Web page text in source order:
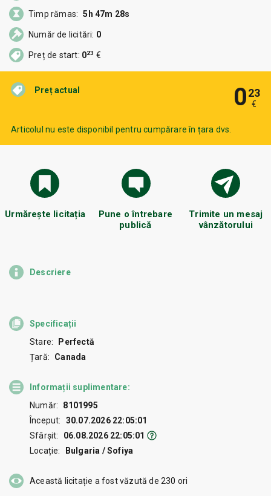
Preț actual 023
€
Articolul nu este disponibil pentru cumpărare în țara dvs.
Urmărește licitația
Pune o întrebare
publică
Trimite un mesaj
vânzătorului
Timp rămas: 5h 47m 27s
Număr de licitări: 0
Preț de start: 023 €
Descriere
Specificații
Stare:
Perfectă
Țară:
Canada
Informații suplimentare:
Număr:
8101995
Început:
30.07.2026 22:05:01
Sfârșit:
06.08.2026 22:05:01
Locație:
Bulgaria / Sofiya
Această licitație a fost văzută de 230 ori